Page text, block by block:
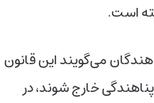
است.
می‌گویند این قانون
خارج شوند، در